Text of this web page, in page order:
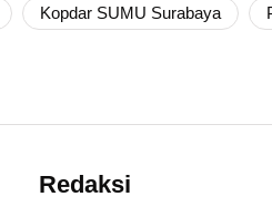
Kopdar SUMU Surabaya
Redaksi